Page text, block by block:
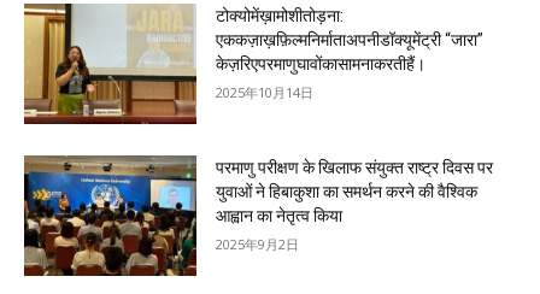
टोक्योमेंख़ामोशीतोड़ना:
एककज़ाख़फ़िल्मनिर्माताअपनीडॉक्यूमेंट्री “जारा”
केज़रिएपरमाणुघावोंकासामनाकरतीहैं।
2025年10月14日
परमाणु परीक्षण के खिलाफ संयुक्त राष्ट्र दिवस पर
युवाओं ने हिबाकुशा का समर्थन करने की वैश्विक
आह्वान का नेतृत्व किया
2025年9月2日